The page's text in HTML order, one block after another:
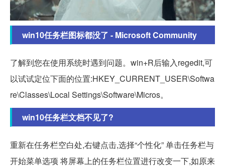
win10任务栏图标都没了 - Microsoft Community
了解到您在使用系统时遇到问题。win+R后输入regedit,可
以试试定位下面的位置:HKEY_CURRENT_USER\Softwa
re\Classes\Local Settings\Software\Micros。
win10任务栏文档不见了?
重新在任务栏空白处,右键点击,选择“个性化” 单击任务栏与
开始菜单选项 将屏幕上的任务栏位置进行改变一下,如原来